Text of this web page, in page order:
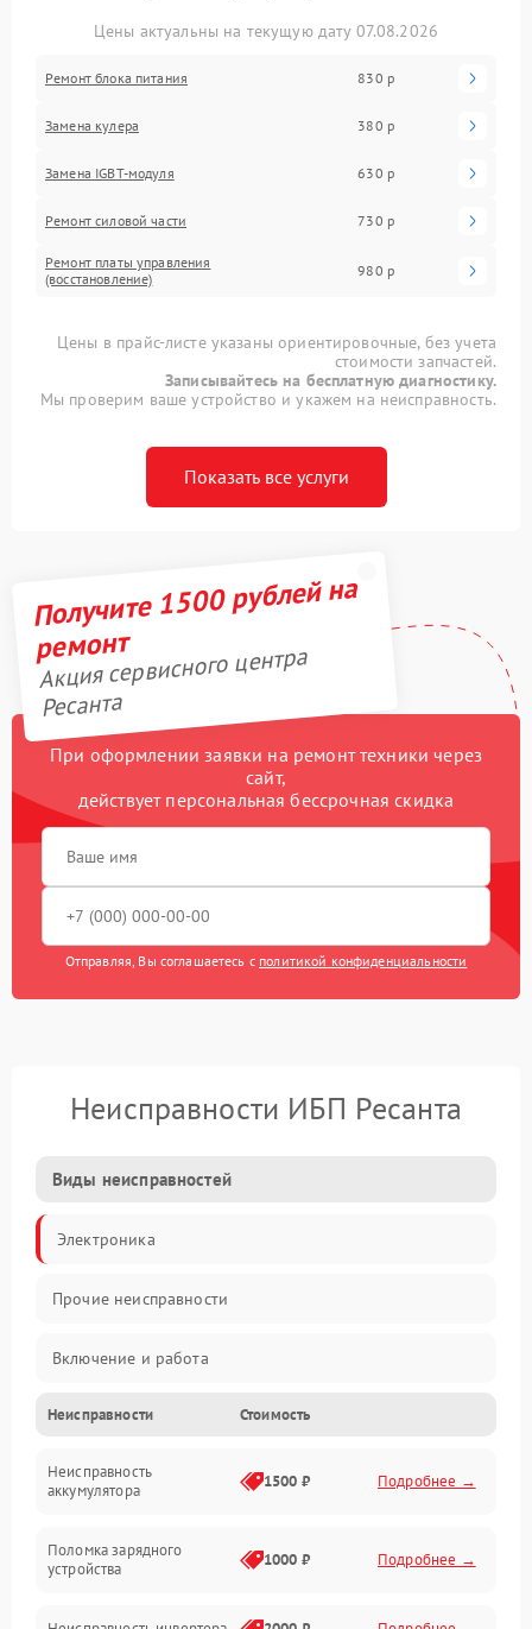
Цены актуальны на текущую дату 07.08.2026
Ремонт блока питания 830 р
Замена кулера 380 р
Замена IGBT-модуля 630 р
Ремонт силовой части 730 р
Ремонт платы управления
(восстановление)
980 р
Цены в прайс-листе указаны ориентировочные, без учета
стоимости запчастей.
Записывайтесь на бесплатную диагностику.
Мы проверим ваше устройство и укажем на неисправность.
Показать все услуги
Получите 1500 рублей на
ремонт
Акция сервисного центра
Ресанта
При оформлении заявки на ремонт техники через
сайт,
действует персональная бессрочная скидка
Отправляя, Вы соглашаетесь с политикой конфиденциальности
Неисправности ИБП Ресанта
Виды неисправностей
Электроника
Прочие неисправности
Включение и работа
Работа с нагрузкой
Звук и индикация
Неисправности Стоимость
Неисправность
аккумулятора
1500 ₽ Подробнее →
Поломка зарядного
устройства
1000 ₽ Подробнее →